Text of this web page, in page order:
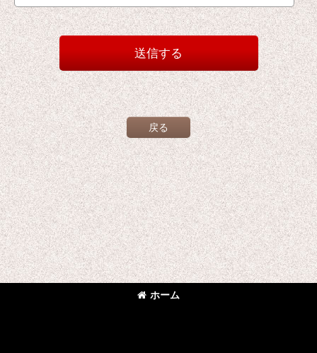
送信する
戻る
ホーム